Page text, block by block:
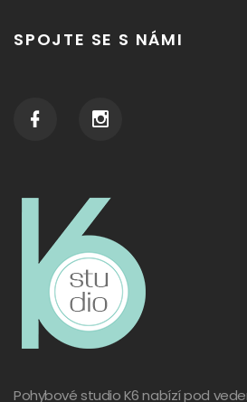
SPOJTE SE S NÁMI
Pohybové studio K6 nabízí pod